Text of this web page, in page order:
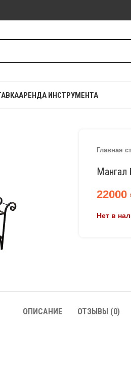
АРЕНДА ИНСТРУМЕНТА
Главная
22000
Нет в
ОПИСАНИЕ ОТЗЫВЫ (0)